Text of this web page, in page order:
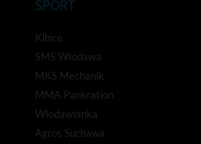
SPORT
Kibice
SMS Włodawa
MKS Mechanik
MMA Pankration
Włodawianka
Agros Suchawa